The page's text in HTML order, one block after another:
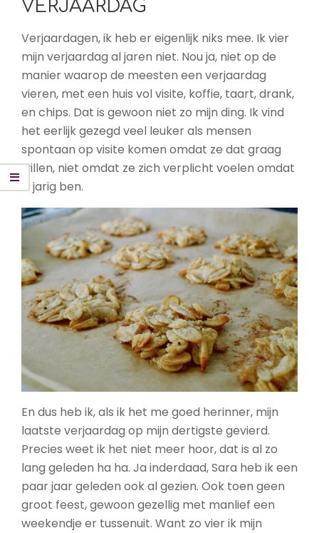
VERJAARDAG
Verjaardagen, ik heb er eigenlijk niks mee. Ik vier
mijn verjaardag al jaren niet. Nou ja, niet op de
manier waarop de meesten een verjaardag
vieren, met een huis vol visite, koffie, taart, drank,
en chips. Dat is gewoon niet zo mijn ding. Ik vind
het eerlijk gezegd veel leuker als mensen
spontaan op visite komen omdat ze dat graag
willen, niet omdat ze zich verplicht voelen omdat
ik jarig ben.
En dus heb ik, als ik het me goed herinner, mijn
laatste verjaardag op mijn dertigste gevierd.
Precies weet ik het niet meer hoor, dat is al zo
lang geleden ha ha. Ja inderdaad, Sara heb ik een
paar jaar geleden ook al gezien. Ook toen geen
groot feest, gewoon gezellig met manlief een
weekendje er tussenuit. Want zo vier ik mijn